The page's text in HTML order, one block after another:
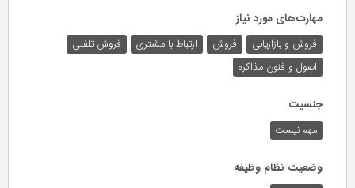
مهارت‌های مورد نیاز
فروش و بازاریابی فروش ارتباط با مشتری
فروش تلفنی
اصول و فنون مذاکره
جنسیت
مهم نیست
وضعیت نظام وظیفه